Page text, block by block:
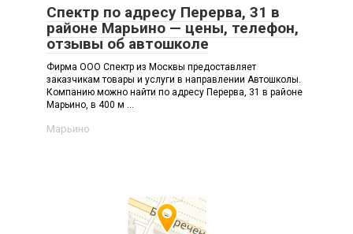
Спектр по адресу Перерва, 31 в
районе Марьино — цены, телефон,
отзывы об автошколе
Фирма ООО Спектр из Москвы предоставляет
заказчикам товары и услуги в направлении Автошколы.
Компанию можно найти по адресу Перерва, 31 в районе
Марьино, в 400 м ...
Марьино